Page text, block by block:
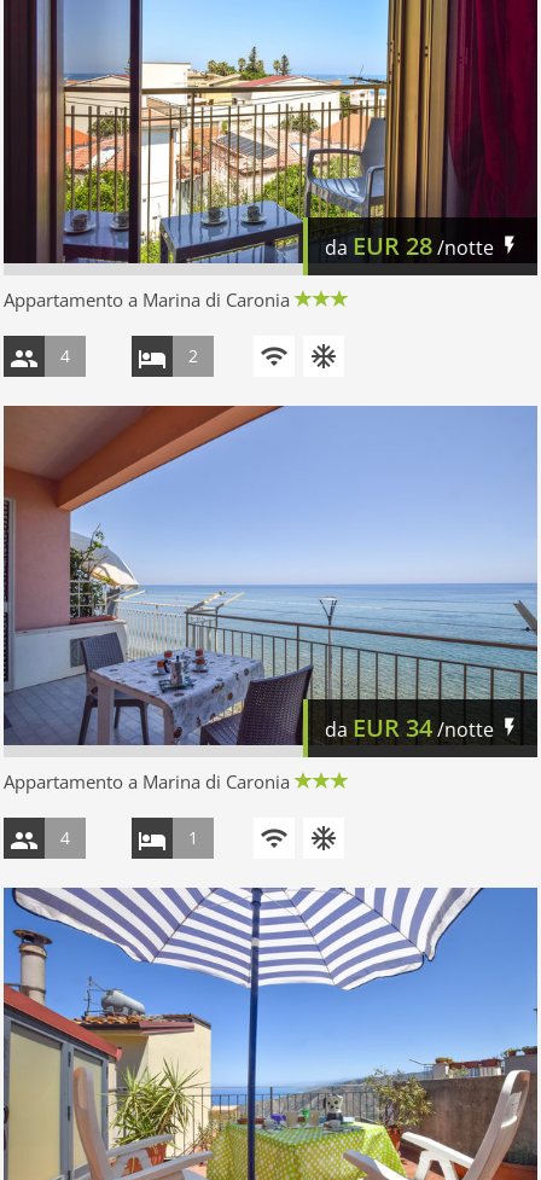
da EUR 28/notte
Appartamento a Marina di Caronia
4 2
da EUR34/notte
Appartamento a Marina di Caronia
4 1